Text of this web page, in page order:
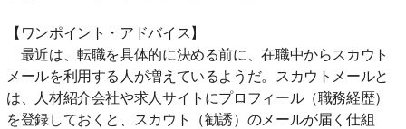
【ワンポイント・アドバイス】
最近は、転職を具体的に決める前に、在職中からスカウト
メールを利用する人が増えているようだ。スカウトメールと
は、人材紹介会社や求人サイトにプロフィール（職務経歴）
を登録しておくと、スカウト（勧誘）のメールが届く仕組